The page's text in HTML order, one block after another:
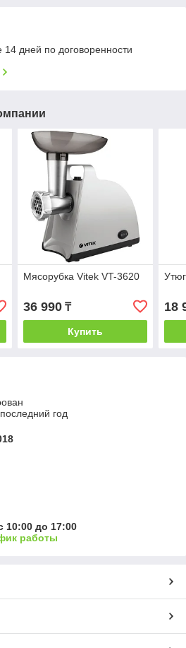
14 дней по договоренности
Мясорубка Vitek VT-3620
36 990₸
Купить
18
год
10:00 до 17:00
работы